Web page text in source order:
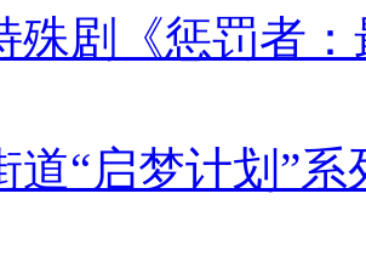
殊剧《惩罚者
道“启梦计划”